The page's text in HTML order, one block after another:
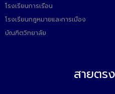
โรงเรียนการเรือน
โรงเรียนกฎหมายและการเมือง
บัณฑิตวิทยาลัย
สายต